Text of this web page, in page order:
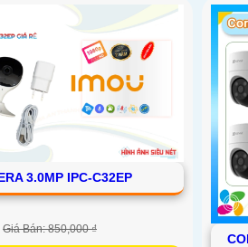
3.0MP IPC-C32EP
Giá Bán: 850,000 ₫